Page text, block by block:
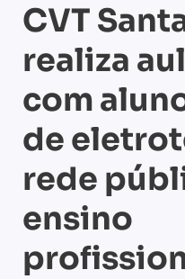
CVT
realiza
com
de
rede
ensino